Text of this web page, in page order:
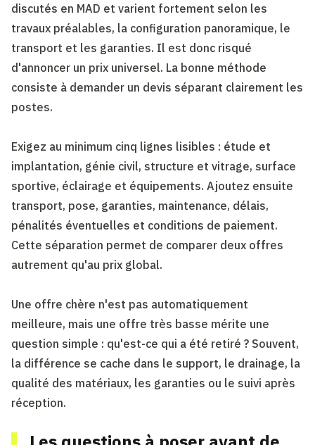
discutés en MAD et varient fortement selon les
travaux préalables, la configuration panoramique, le
transport et les garanties. Il est donc risqué
d'annoncer un prix universel. La bonne méthode
consiste à demander un devis séparant clairement les
postes.
Exigez au minimum cinq lignes lisibles : étude et
implantation, génie civil, structure et vitrage, surface
sportive, éclairage et équipements. Ajoutez ensuite
transport, pose, garanties, maintenance, délais,
pénalités éventuelles et conditions de paiement.
Cette séparation permet de comparer deux offres
autrement qu'au prix global.
Une offre chère n'est pas automatiquement
meilleure, mais une offre très basse mérite une
question simple : qu'est-ce qui a été retiré ? Souvent,
la différence se cache dans le support, le drainage, la
qualité des matériaux, les garanties ou le suivi après
réception.